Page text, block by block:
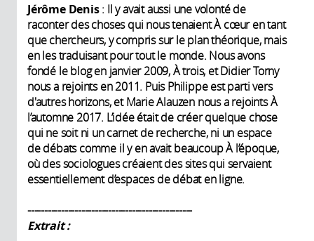
Jérôme Denis: Il y avait aussi une volonté de
raconter des choses qui nous tenaient À cœur en tant
que chercheurs, y compris sur le plan théorique, mais
en les traduisant pour tout le monde. Nous avons
fondé le blog en janvier 2009, À trois, et Didier Torny
nous a rejoints en 2011. Puis Philippe est parti vers
d'autres horizons, et Marie Alauzen nous a rejoints À
l’automne 2017. L’idée était de créer quelque chose
qui ne soit ni un carnet de recherche, ni un espace
de débats comme il y en avait beaucoup À l’époque,
où des sociologues créaient des sites qui servaient
essentiellement d’espaces de débat en ligne.
-------------------------------------------------
Extrait :